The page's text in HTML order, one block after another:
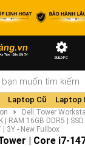
BUILD PC
Laptop Cũ Laptop
Dell Tower
RAM 16GB DDR5 | SSD
3Y - New Fullbox
| Core i7-